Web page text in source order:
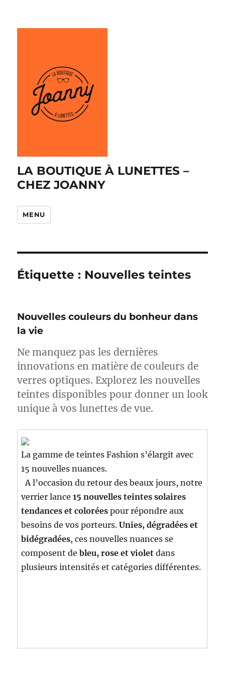
LA BOUTIQUE À LUNETTES –
CHEZ JOANNY
MENU
Étiquette : Nouvelles teintes
Nouvelles couleurs du bonheur dans
la vie
Ne manquez pas les dernières
innovations en matière de couleurs de
verres optiques. Explorez les nouvelles
teintes disponibles pour donner un look
unique à vos lunettes de vue.
La gamme de teintes Fashion s’élargit avec
15 nouvelles nuances.
A l’occasion du retour des beaux jours, notre
verrier lance15 nouvelles teintes solaires
tendances et coloréespour répondre aux
besoins de vos porteurs.Unies, dégradées et
bidégradées, ces nouvelles nuances se
composent de bleu, rose et violetdans
plusieurs intensités et catégories différentes.